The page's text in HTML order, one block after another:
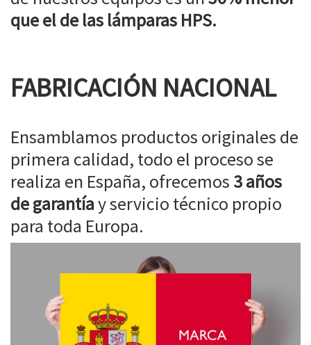
que el de las lámparas HPS.
FABRICACIÓN NACIONAL
Ensamblamos productos originales de
primera calidad, todo el proceso se
realiza en España, ofrecemos 3 años
de garantíay servicio técnico propio
para toda Europa.